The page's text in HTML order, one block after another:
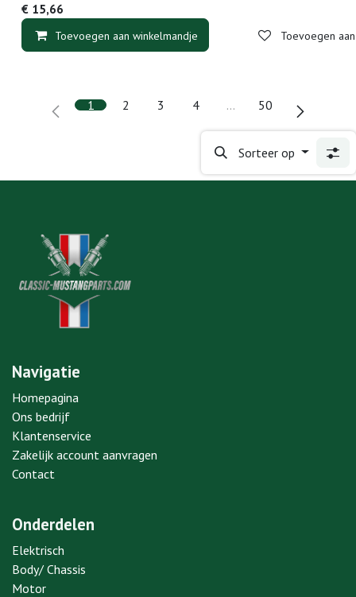
€ 15,66
Toevoegen aan winkelmandje Toevoegen
1 2 3 4 … 50
Sorteer op
Navigatie
Homepagina
Ons bedrijf
Klantenservice
Zakelijk account aanvragen
Contact
Onderdelen
Elektrisch
Body/ Chassis
Motor